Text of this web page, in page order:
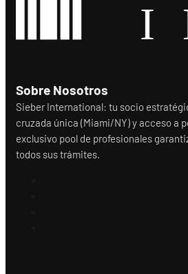
Sobre Nosotros
Sieber International: tu socio
cruzada única (Miami/NY) y acceso a
exclusivo pool de profesionales
todos sus trámites.